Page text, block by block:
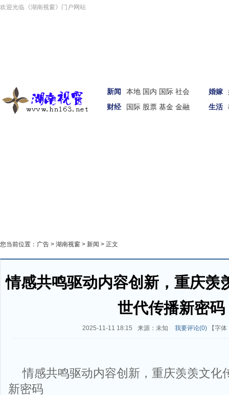
欢迎光临《湖南视窗》门户网站
新闻 本地 国内 国际 社会
财经
国际 股票 基金 金融
婚嫁
生活
您当前位置： 广告 > 湖南视窗 > 新闻 > 正文
情感共鸣驱动内容创新，重庆羡
世代传播新密码
2025-11-11 18:15 来源：未知 我要评论(0)【字体
情感共鸣驱动内容创新，重庆羡羡文化
新密码